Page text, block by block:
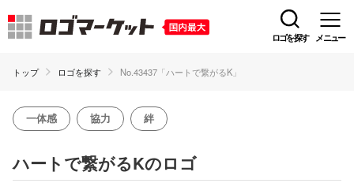
ロゴを探す メニュー
トップ ロゴを探す No.43437「ハートで繋がるK」
一体感 協力 絆
ハートで繋がるKのロゴ